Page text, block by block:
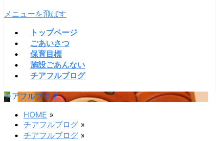
メニューを飛ばす
トップページ
ごあいさつ
保育目標
施設ごあんない
チアフルブログ
チアフルブログ
HOME »
チアフルブログ »
チアフルブログ »